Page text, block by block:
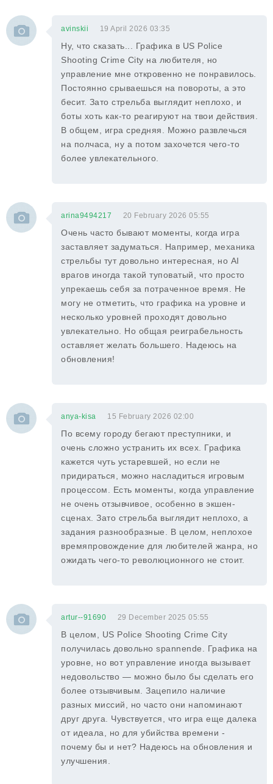
avinskii 19 April 2026 03:35
Ну, что сказать... Графика в US Police
Shooting Crime City на любителя, но
управление мне откровенно не понравилось.
Постоянно срываешься на повороты, а это
бесит. Зато стрельба выглядит неплохо, и
боты хоть как-то реагируют на твои действия.
В общем, игра средняя. Можно развлечься
на полчаса, ну а потом захочется чего-то
более увлекательного.
arina9494217 20 February 2026 05:55
Очень часто бывают моменты, когда игра
заставляет задуматься. Например, механика
стрельбы тут довольно интересная, но AI
врагов иногда такой туповатый, что просто
упрекаешь себя за потраченное время. Не
могу не отметить, что графика на уровне и
несколько уровней проходят довольно
увлекательно. Но общая реиграбельность
оставляет желать большего. Надеюсь на
обновления!
anya-kisa 15 February 2026 02:00
По всему городу бегают преступники, и
очень сложно устранить их всех. Графика
кажется чуть устаревшей, но если не
придираться, можно насладиться игровым
процессом. Есть моменты, когда управление
не очень отзывчивое, особенно в экшен-
сценах. Зато стрельба выглядит неплохо, а
задания разнообразные. В целом, неплохое
времяпровождение для любителей жанра, но
ожидать чего-то революционного не стоит.
artur--91690 29 December 2025 05:55
В целом, US Police Shooting Crime City
получилась довольно spannende. Графика на
уровне, но вот управление иногда вызывает
недовольство — можно было бы сделать его
более отзывчивым. Зацепило наличие
разных миссий, но часто они напоминают
друг друга. Чувствуется, что игра еще далека
от идеала, но для убийства времени -
почему бы и нет? Надеюсь на обновления и
улучшения.